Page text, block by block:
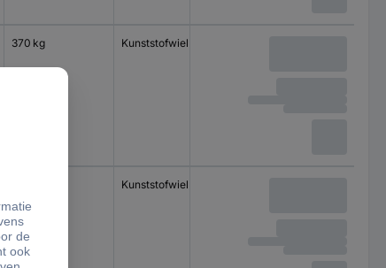
370 kg Kunststofwiel
Kunststofwiel